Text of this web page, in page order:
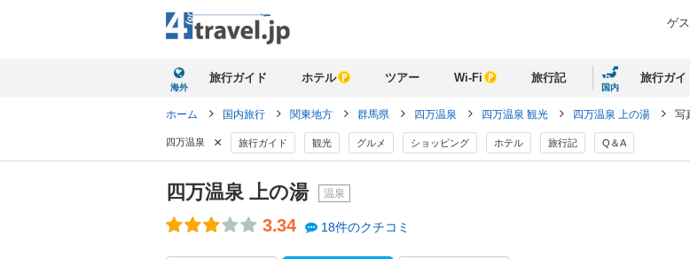
ゲス
海外
旅行ガイド ホテル ツアー Wi-Fi 旅行記
国内
旅行ガイ
ホーム 国内旅行 関東地方 群馬県 四万温泉 四万温泉 観光 四万温泉 上の湯 写
四万温泉 × 旅行ガイド 観光 グルメ ショッピング ホテル 旅行記 Q＆A
四万温泉 上の湯 温泉
3.34 18件のクチコミ